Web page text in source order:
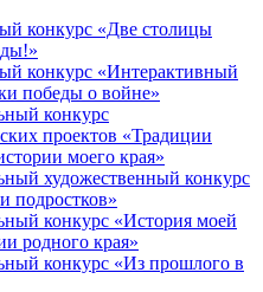
конкурс «Две столицы
конкурс «Интерактивный
победы о войне»
конкурс
проектов «Традиции
моего края»
художественный конкурс
подростков»
конкурс «История моей
родного края»
конкурс «Из прошлого в